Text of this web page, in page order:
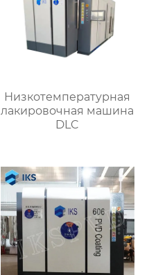
Низкотемпературная
лакировочная машина
DLC